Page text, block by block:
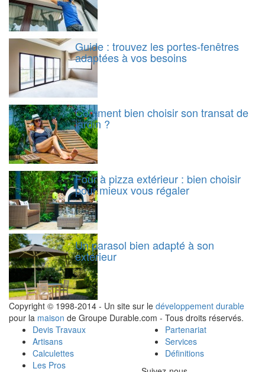
Guide : trouvez les portes-fenêtres
adaptées à vos besoins
Comment bien choisir son transat de
jardin ?
Four à pizza extérieur : bien choisir
pour mieux vous régaler
Un parasol bien adapté à son
extérieur
Copyright © 1998-2014 - Un site sur le développement durable
pour la maison de Groupe Durable.com - Tous droits réservés.
Devis Travaux
Artisans
Calculettes
Les Pros
Partenariat
Services
Définitions